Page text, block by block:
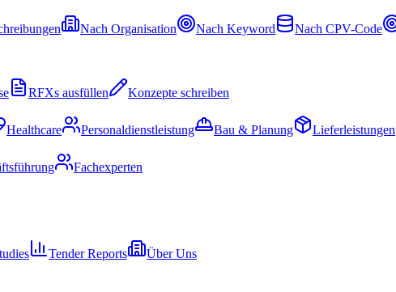
Nach Organisation Nach Keyword Nach CPV-Code
RFXs ausfüllen
Konzepte schreiben
Healthcare Personaldienstleistung Bau & Planung
Lieferleistungen
Fachexperten
Tender Reports
Über Uns